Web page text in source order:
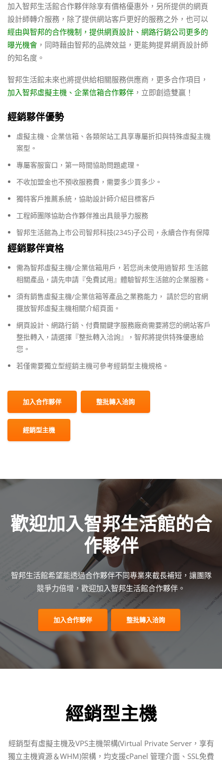
加入智邦生活館合作夥伴除享有價格優惠外，另所提供的網頁
設計師轉介服務，除了提供網站客戶更好的服務之外，也可以
經由與智邦的合作機制，提供網頁設計、網路行銷公司更多的
曝光機會 ，同時藉由智邦的品牌效益，更能夠提昇網頁設計師
的知名度。
智邦生活館未來也將提供給相關服務供應商，更多合作項目，
加入智邦虛擬主機、企業信箱合作夥伴 ，立即創造雙贏！
經銷夥伴優勢
虛擬主機、企業信箱、各類架站工具享專屬折扣與特殊虛擬主機
案型。
專屬客服窗口，第一時間協助問題處理。
不收加盟金也不預收服務費，需要多少買多少。
獨特客戶推薦系統，協助設計師介紹目標客戶
工程師團隊協助合作夥伴推出具競爭力服務
智邦生活館為上市公司智邦科技(2345)子公司，永續合作有保障
經銷夥伴資格
需為智邦虛擬主機/企業信箱用戶，若您尚未使用過智邦 生活館
相關產品，請先申請『免費試用』體驗智邦生活館的企業服務。
須有銷售虛擬主機/企業信箱等產品之業務能力， 請於您的官網
擺放智邦虛擬主機相關介紹頁面。
網頁設計、網路行銷、付費關鍵字服務廠商需要將您的網站客戶
整批轉入，請選擇『整批轉入洽詢』，智邦將提供特殊優惠給
您。
若僅需要獨立型經銷主機可參考經銷型主機規格。
加入合作夥伴 整批轉入洽詢
經銷型主機
歡迎加入智邦生活館的合
作夥伴
智邦生活館希望能透過合作夥伴不同專業來截長補短，讓團隊
競爭力倍增，歡迎加入智邦生活館合作夥伴。
加入合作夥伴 整批轉入洽詢
經銷型主機
經銷型有虛擬主機及VPS主機架構(Virtual Private Server，享有
獨立主機資源＆WHM)架構，均支援cPanel 管理介面、SSL免費